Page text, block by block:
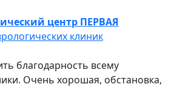
центр ПЕРВАЯ
клиник
благодарность всему
Очень хорошая, обстановка,